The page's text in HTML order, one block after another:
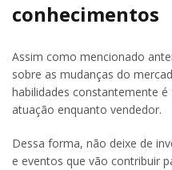
conhecimentos
Assim como mencionado
sobre as mudanças do
habilidades constantemente
atuação enquanto vendedor.
Dessa forma, não deixe de
e eventos que vão contribuir